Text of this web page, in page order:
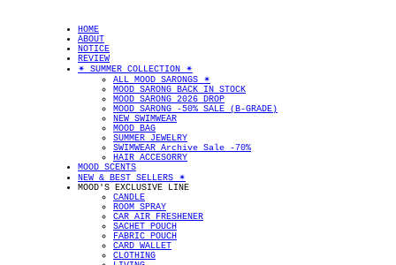
HOME
ABOUT
NOTICE
REVIEW
✴︎ SUMMER COLLECTION ✴︎
ALL MOOD SARONGS ✴︎
MOOD SARONG BACK IN STOCK
MOOD SARONG 2026 DROP
MOOD SARONG -50% SALE (B-GRADE)
NEW SWIMWEAR
MOOD BAG
SUMMER JEWELRY
SWIMWEAR Archive Sale -70%
HAIR ACCESORRY
MOOD SCENTS
NEW & BEST SELLERS ✴︎
MOOD'S EXCLUSIVE LINE
CANDLE
ROOM SPRAY
CAR AIR FRESHENER
SACHET POUCH
FABRIC POUCH
CARD WALLET
CLOTHING